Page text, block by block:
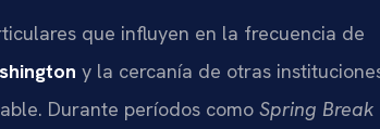
que influyen en la frecuencia de
y la cercanía de otras
Durante períodos como Spring Break